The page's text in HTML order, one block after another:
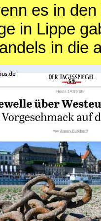
es in
in Lippe
in die